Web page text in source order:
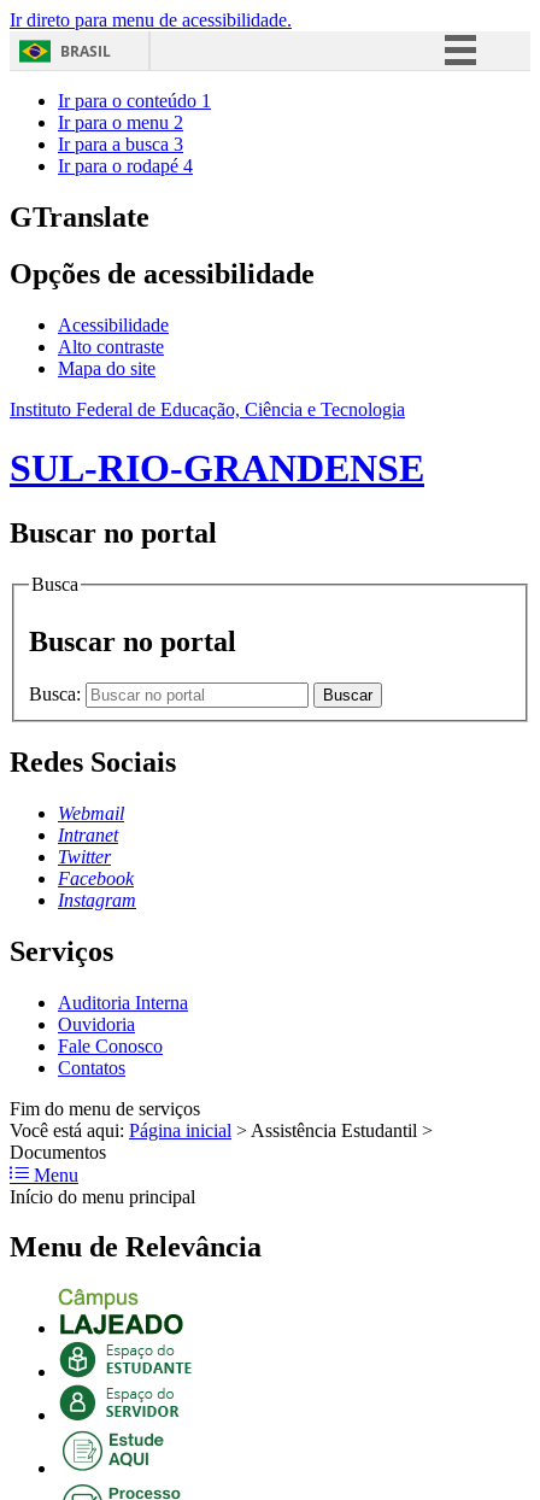
Ir direto para menu de acessibilidade.
BRASIL
Ir para o conteúdo 1
Ir para o menu 2
Ir para a busca 3
Ir para o rodapé 4
GTranslate
Opções de acessibilidade
Acessibilidade
Alto contraste
Mapa do site
Instituto Federal de Educação, Ciência e Tecnologia
SUL-RIO-GRANDENSE
Buscar no portal
Busca
Buscar no portal
Busca: Buscar
Redes Sociais
Webmail
Intranet
Twitter
Facebook
Instagram
Serviços
Auditoria Interna
Ouvidoria
Fale Conosco
Contatos
Fim do menu de serviços
Você está aqui: Página inicial > Assistência Estudantil >
Documentos
Menu
Início do menu principal
Menu de Relevância